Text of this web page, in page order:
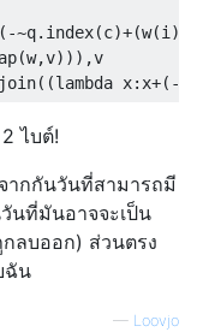
ไบต์!
ากกันวันที่สามารถมี
นที่มันอาจจะเป็น
ลบออก) ส่วนตรง
ฉัน
— Loovjo